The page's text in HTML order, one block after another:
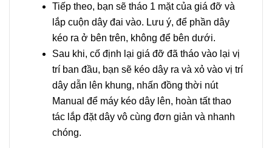
Tiếp theo, bạn sẽ tháo 1 mặt của giá đỡ và
lắp cuộn dây đai vào. Lưu ý, để phần dây
kéo ra ở bên trên, không để bên dưới.
Sau khi, cố định lại giá đỡ đã tháo vào lại vị
trí ban đầu, bạn sẽ kéo dây ra và xỏ vào vị trí
dây dẫn lên khung, nhấn đồng thời nút
Manual để máy kéo dây lên, hoàn tất thao
tác lắp đặt dây vô cùng đơn giản và nhanh
chóng.